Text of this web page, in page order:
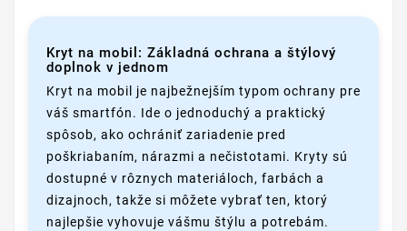
Kryt na mobil: Základná ochrana a štýlový
doplnok v jednom
Kryt na mobil je najbežnejším typom ochrany pre
váš smartfón. Ide o jednoduchý a praktický
spôsob, ako ochrániť zariadenie pred
poškriabaním, nárazmi a nečistotami. Kryty sú
dostupné v rôznych materiáloch, farbách a
dizajnoch, takže si môžete vybrať ten, ktorý
najlepšie vyhovuje vášmu štýlu a potrebám.